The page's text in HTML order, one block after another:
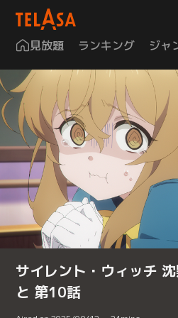
見放題 ランキング ジャ
サイレント・ウィッチ
と 第10話